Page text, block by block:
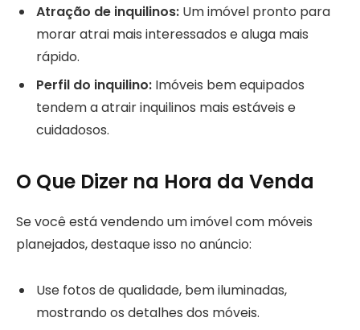
Atração de inquilinos: Um imóvel pronto para
morar atrai mais interessados e aluga mais
rápido.
Perfil do inquilino: Imóveis bem equipados
tendem a atrair inquilinos mais estáveis e
cuidadosos.
O Que Dizer na Hora da Venda
Se você está vendendo um imóvel com móveis
planejados, destaque isso no anúncio:
Use fotos de qualidade, bem iluminadas,
mostrando os detalhes dos móveis.